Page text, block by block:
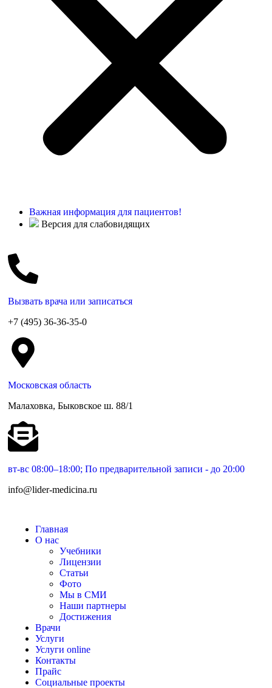
Важная информация для пациентов!
Версия для слабовидящих
Вызвать врача или записаться
+7 (495) 36-36-35-0
Московская область
Малаховка, Быковское ш. 88/1
вт-вс 08:00–18:00; По предварительной записи - до 20:00
info@lider-medicina.ru
Главная
О нас
Учебники
Лицензии
Статьи
Фото
Мы в СМИ
Наши партнеры
Достижения
Врачи
Услуги
Услуги online
Контакты
Прайс
Социальные проекты